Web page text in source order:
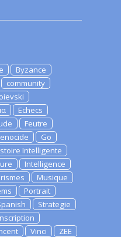
Byzance
community
Echecs
Feutre
Go
Intelligente
Intelligence
Musique
Portrait
Strategie
Vinci
ZEE